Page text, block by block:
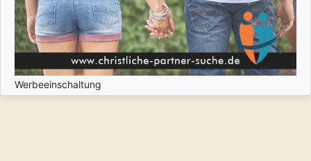
Werbeeinschaltung